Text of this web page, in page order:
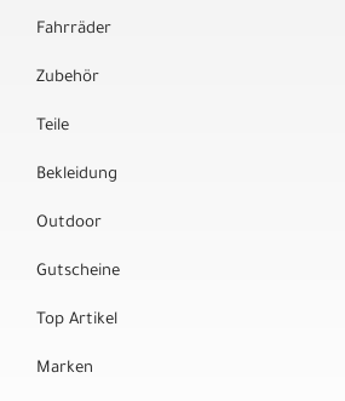
Fahrräder
Zubehör
Teile
Bekleidung
Outdoor
Gutscheine
Top Artikel
Marken